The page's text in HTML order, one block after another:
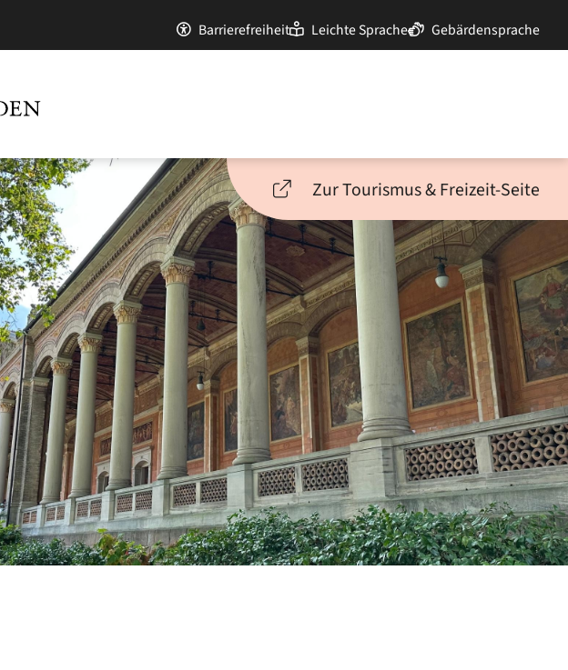
Barrierefreiheit Leichte Sprache Gebärdensprache
Zur Tourismus & Freizeit-Seite